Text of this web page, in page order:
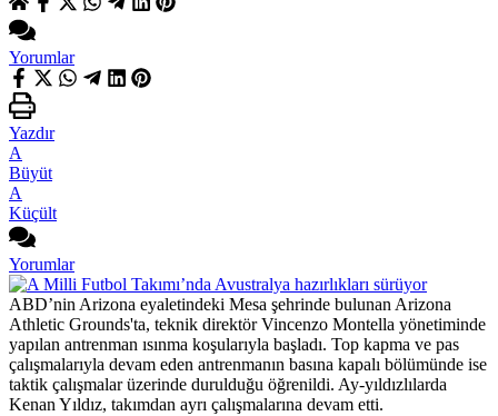
Yorumlar
Yazdır
A
Büyüt
A
Küçült
Yorumlar
ABD’nin Arizona eyaletindeki Mesa şehrinde bulunan Arizona
Athletic Grounds'ta, teknik direktör Vincenzo Montella yönetiminde
yapılan antrenman ısınma koşularıyla başladı. Top kapma ve pas
çalışmalarıyla devam eden antrenmanın basına kapalı bölümünde ise
taktik çalışmalar üzerinde durulduğu öğrenildi. Ay-yıldızlılarda
Kenan Yıldız, takımdan ayrı çalışmalarına devam etti.